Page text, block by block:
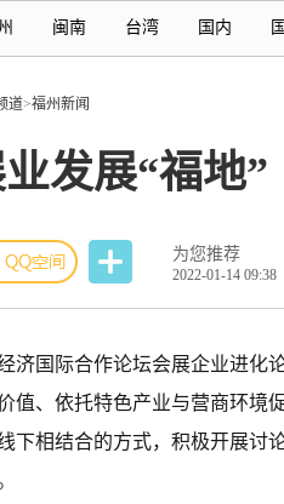
闽南 台湾 国内
道>福州新闻
发展“福地”
为您推荐
2022-01-14 09:38
济国际合作论坛会展企业进化
值、依托特色产业与营商环境
下相结合的方式，积极开展讨